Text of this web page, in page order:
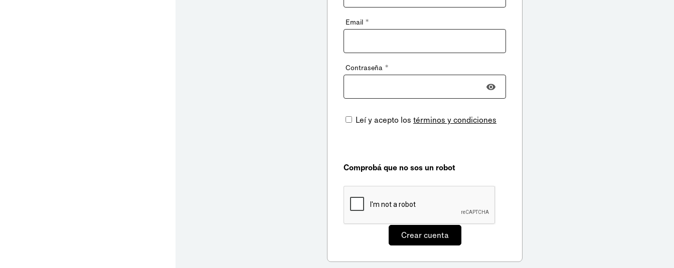
Email *
Contraseña *
Leí y acepto los términos y condiciones
Comprobá que no sos un robot